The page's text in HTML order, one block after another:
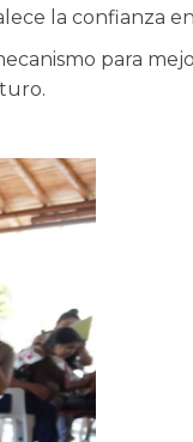
la confianza
para